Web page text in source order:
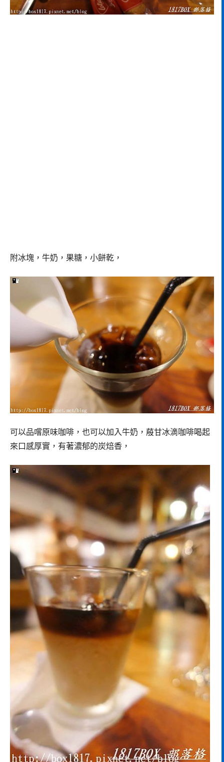
附冰塊，牛奶，果糖，小餅乾，
可以品嚐原味咖啡，也可以加入牛奶，蒑甘冰滴咖啡喝起
來口感厚實，有著濃郁的炭焙香，